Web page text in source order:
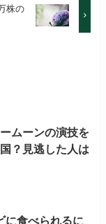
株の
ムーンの演技を
？見逃した人は
に食べられるに